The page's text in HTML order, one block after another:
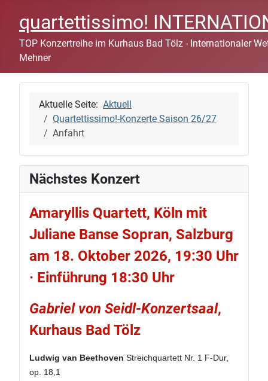
quartettissimo!
TOP Konzertreihe im Kurhaus Bad Tölz - Internationaler
Mehner
Aktuelle Seite: Aktuell
Quartettissimo!-Konzerte Saison 26/27
Anfahrt
Nächstes Konzert
Amaryllis Quartett, Köln mit
Juliane Banse Sopran, Salzburg
am 18. Oktober 2026, 19:30 Uhr
· Einführung 18:30 Uhr
Gabriel von Seidl-Konzertsaal,
Kurhaus Bad Tölz
Ludwig van Beethoven Streichquartett Nr. 1 F-Dur,
op. 18,1